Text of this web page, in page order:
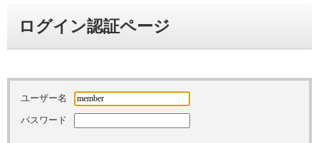
ログイン認証ページ
ユーザー名
パスワード